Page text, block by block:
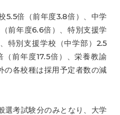
5.5倍（前年度3.8倍）、中学
前年度6.6倍）、特別支援学
特別支援学校（中学部）2.5
前年度17.5倍）、栄養教諭
の各校種は採用予定者数の減
選考試験分のみとなり、大学